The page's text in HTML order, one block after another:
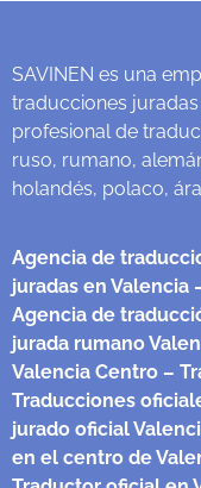
SAVINEN es una
traducciones
profesional de
ruso, rumano,
holandés, polaco,
Agencia de
juradas en Valencia
Agencia de
jurada rumano
Valencia Centro –
Traducciones
jurado oficial
en el centro de